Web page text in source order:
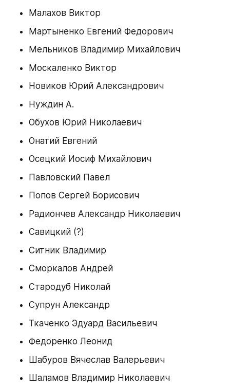
Малахов Виктор
Мартыненко Евгений Федорович
Мельников Владимир Михайлович
Москаленко Виктор
Новиков Юрий Александрович
Нуждин А.
Обухов Юрий Николаевич
Онатий Евгений
Осецкий Иосиф Михайлович
Павловский Павел
Попов Сергей Борисович
Радиончев Александр Николаевич
Савицкий (?)
Ситник Владимир
Сморкалов Андрей
Стародуб Николай
Супрун Александр
Ткаченко Эдуард Васильевич
Федоренко Леонид
Шабуров Вячеслав Валерьевич
Шаламов Владимир Николаевич